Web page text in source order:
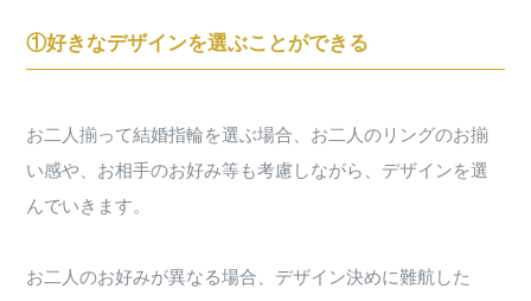
①好きなデザインを選ぶことができる
お二人揃って結婚指輪を選ぶ場合、お二人のリングのお揃
い感や、お相手のお好み等も考慮しながら、デザインを選
んでいきます。
お二人のお好みが異なる場合、デザイン決めに難航した